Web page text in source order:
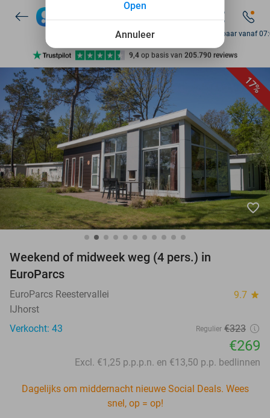
7 dagen per week beschikbaar
10+ miljoen leden
9,4 op basis van 205.790 reviews
Ontdek 15.000+ deals
7 dagen per week beschikbaar
10+ miljoen leden
Bereikbaar vanaf
17%
favorite_border
Weekend of midweek weg (4 pers.) in
EuroParcs
EuroParcs Reestervallei 9.7 star
IJhorst
Verkocht: 43
Regulier €323
€269
Excl. €1,25 p.p.p.n. en €13,50 p.p. bedlinnen
Dagelijks om middernacht nieuwe Social Deals. Wees
snel, op = op!
Annuleer
Open